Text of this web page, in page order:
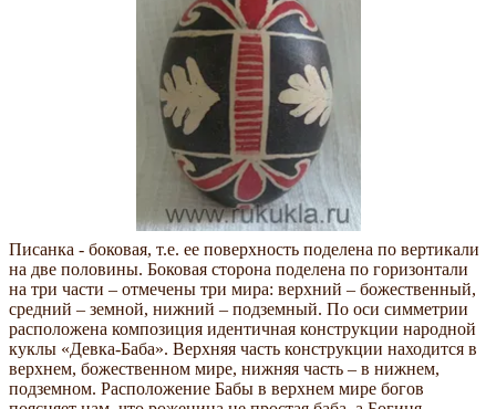
Писанка - боковая, т.е. ее поверхность поделена по вертикали
на две половины. Боковая сторона поделена по горизонтали
на три части – отмечены три мира: верхний – божественный,
средний – земной, нижний – подземный. По оси симметрии
расположена композиция идентичная конструкции народной
куклы «Девка-Баба». Верхняя часть конструкции находится в
верхнем, божественном мире, нижняя часть – в нижнем,
подземном. Расположение Бабы в верхнем мире богов